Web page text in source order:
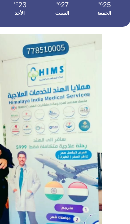
25
℃
الجمعة
27
℃
السبت
23
℃
الأحد